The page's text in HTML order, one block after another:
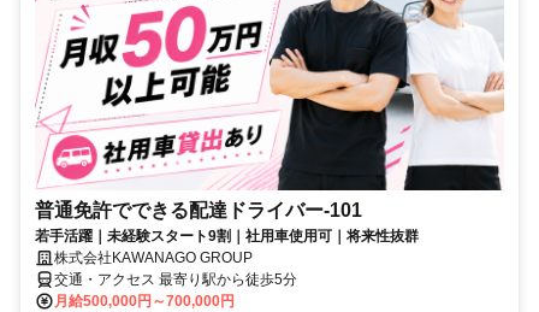
普通免許でできる配達ドライバー-101
若手活躍｜未経験スタート9割｜社用車使用可｜将来性抜群
株式会社KAWANAGO GROUP
交通・アクセス 最寄り駅から徒歩5分
月給500,000円～700,000円